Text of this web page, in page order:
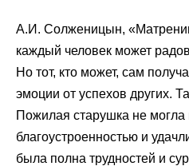
А.И. Солженицын,
каждый человек может
Но тот, кто может, сам
эмоции от успехов других.
Пожилая старушка не могла
благоустроенностью и
была полна трудностей и